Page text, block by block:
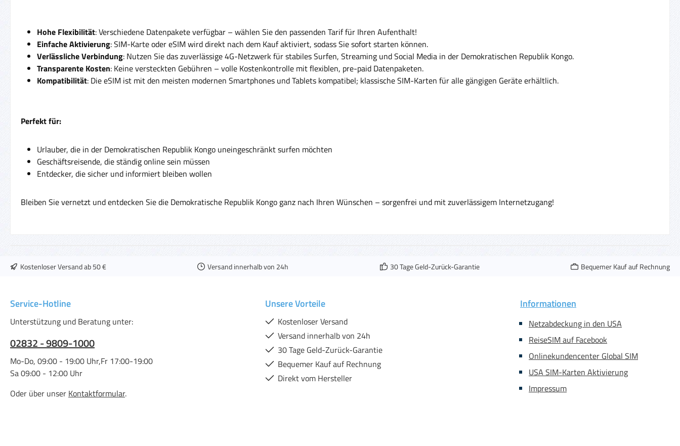
Hohe Flexibilität: Verschiedene Datenpakete verfügbar – wählen Sie den passenden Tarif für Ihren Aufenthalt!
Einfache Aktivierung: SIM-Karte oder eSIM wird direkt nach dem Kauf aktiviert, sodass Sie sofort starten können.
Verlässliche Verbindung: Nutzen Sie das zuverlässige 4G-Netzwerk für stabiles Surfen, Streaming und Social Media in der Demokratischen Republik Kongo.
Transparente Kosten: Keine versteckten Gebühren – volle Kostenkontrolle mit flexiblen, pre-paid Datenpaketen.
Kompatibilität: Die eSIM ist mit den meisten modernen Smartphones und Tablets kompatibel; klassische SIM-Karten für alle gängigen Geräte erhältlich.
Perfekt für:
Urlauber, die in der Demokratischen Republik Kongo uneingeschränkt surfen möchten
Geschäftsreisende, die ständig online sein müssen
Entdecker, die sicher und informiert bleiben wollen
Bleiben Sie vernetzt und entdecken Sie die Demokratische Republik Kongo ganz nach Ihren Wünschen – sorgenfrei und mit zuverlässigem Internetzugang!
Kostenloser Versand ab 50 € Versand innerhalb von 24h 30 Tage Geld-Zurück-Garantie Bequemer Kauf auf Rechnung
Service-Hotline
Unterstützung und Beratung unter:
02832 - 9809-1000
Mo-Do, 09:00 - 19:00 Uhr,Fr 17:00-19:00
Sa 09:00 - 12:00 Uhr
Oder über unser Kontaktformular.
Unsere Vorteile
Kostenloser Versand
Versand innerhalb von 24h
30 Tage Geld-Zurück-Garantie
Bequemer Kauf auf Rechnung
Direkt vom Hersteller
Informationen
Netzabdeckung in den USA
ReiseSIM auf Facebook
Onlinekundencenter Global SIM
USA SIM-Karten Aktivierung
Impressum